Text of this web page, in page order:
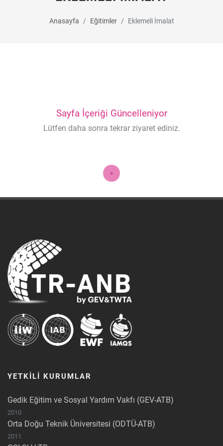
Anasayfa Eğitimler Eklemeli İmalat
Sayfa İçeriği Güncelleniyor
Lütfen daha sonra tekrar ziyaret ediniz.
YETKİLİ KURUMLAR
Gedik Eğitim ve Sosyal Yardım Vakfı (GEV-ATB)
2010
Orta Doğu Teknik Üniversitesi (ODTÜ-ATB)
2011